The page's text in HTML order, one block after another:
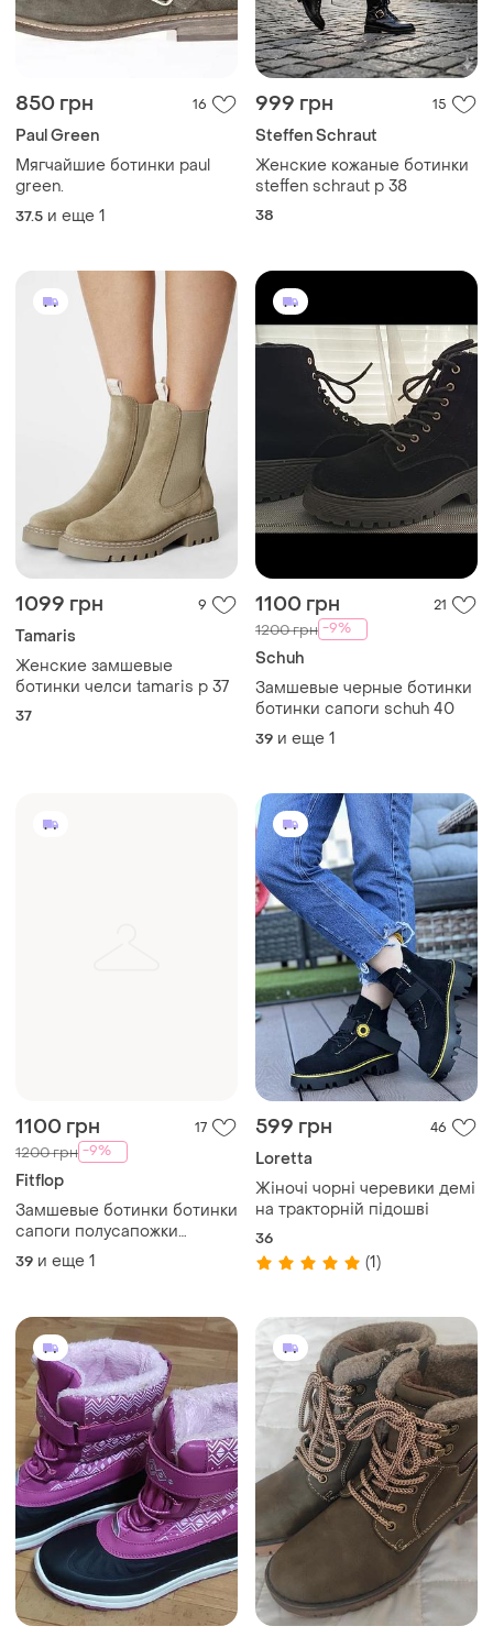
850 грн 16
Paul Green
Мягчайшие ботинки paul
green.
37.5 и еще 1
999 грн 15
Steffen Schraut
Женские кожаные ботинки
steffen schraut p 38
38
1099 грн 9
Tamaris
Женские замшевые
ботинки челси tamaris p 37
37
1100 грн 21
1200 грн -9%
Schuh
Замшевые черные ботинки
ботинки сапоги schuh 40
39 и еще 1
1100 грн 17
1200 грн -9%
Fitflop
Замшевые ботинки ботинки
сапоги полусапожки
черные fitflop 39
39 и еще 1
599 грн 46
Loretta
Жіночі чорні черевики демі
на тракторній підошві
36
(1)